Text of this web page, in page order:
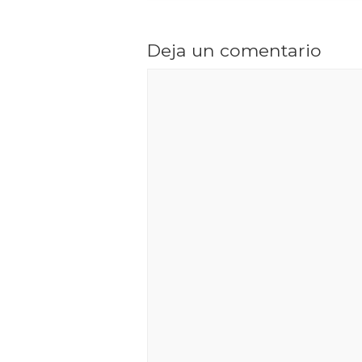
Deja un comentario